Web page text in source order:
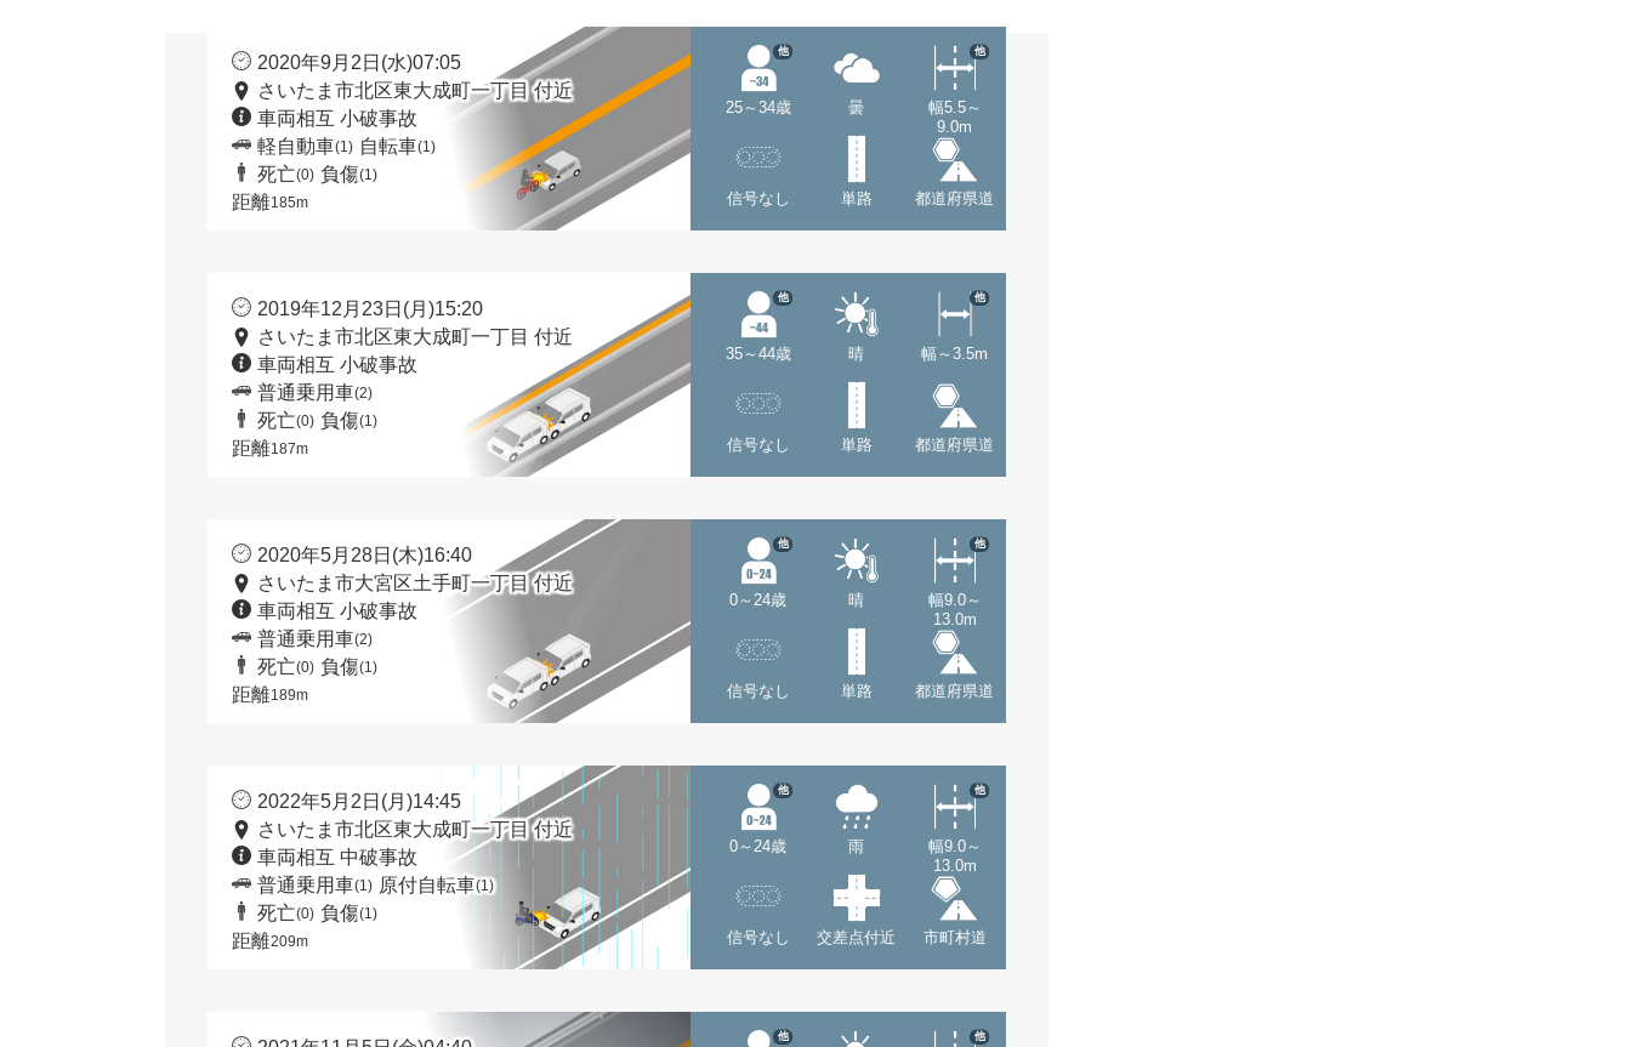
2020年9月2日(水)07:05
さいたま市北区東大成町一丁目 付近
車両相互 小破事故
軽自動車(1) 自転車(1)
死亡(0) 負傷(1)
距離185m
25～34歳
他
曇
幅5.5～
9.0m
他
信号なし 単路 都道府県道
2019年12月23日(月)15:20
さいたま市北区東大成町一丁目 付近
車両相互 小破事故
普通乗用車(2)
死亡(0) 負傷(1)
距離187m
35～44歳
他
晴 幅～3.5m
他
信号なし 単路 都道府県道
2020年5月28日(木)16:40
さいたま市大宮区土手町一丁目 付近
車両相互 小破事故
普通乗用車(2)
死亡(0) 負傷(1)
距離189m
0～24歳
他
晴
幅9.0～
13.0m
他
信号なし 単路 都道府県道
2022年5月2日(月)14:45
さいたま市北区東大成町一丁目 付近
車両相互 中破事故
普通乗用車(1) 原付自転車(1)
死亡(0) 負傷(1)
距離209m
0～24歳
他
雨
幅9.0～
13.0m
他
信号なし 交差点付近 市町村道
他 他